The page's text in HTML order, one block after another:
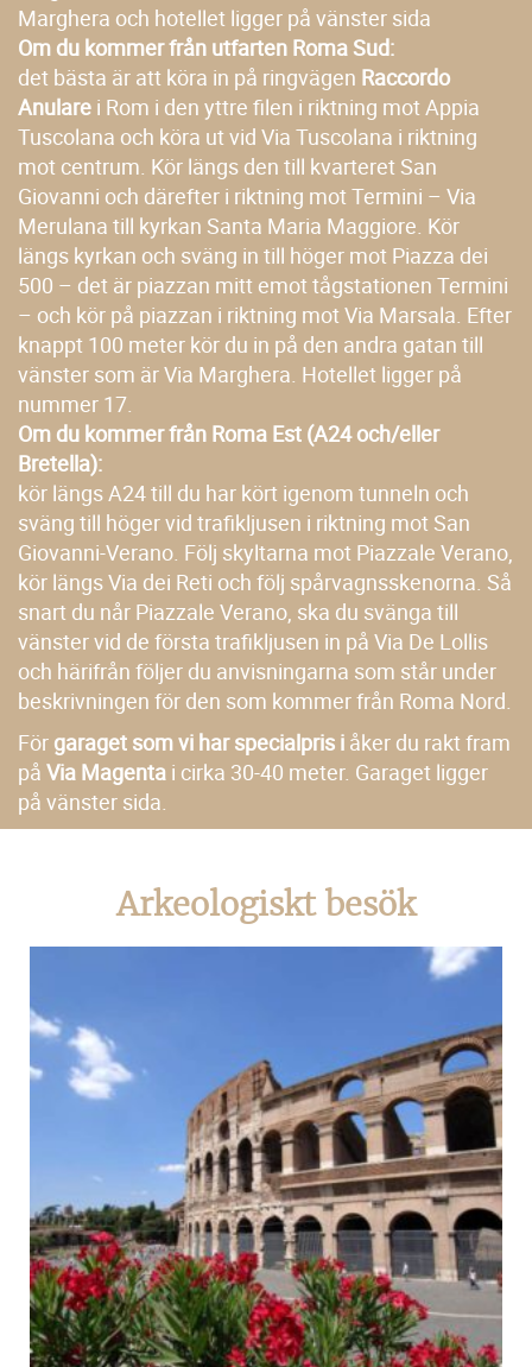
Marghera och hotellet ligger på vänster sida
Om du kommer från utfarten Roma Sud:
det bästa är att köra in på ringvägen Raccordo
Anulare i Rom i den yttre filen i riktning mot Appia
Tuscolana och köra ut vid Via Tuscolana i riktning
mot centrum. Kör längs den till kvarteret San
Giovanni och därefter i riktning mot Termini – Via
Merulana till kyrkan Santa Maria Maggiore. Kör
längs kyrkan och sväng in till höger mot Piazza dei
500 – det är piazzan mitt emot tågstationen Termini
– och kör på piazzan i riktning mot Via Marsala. Efter
knappt 100 meter kör du in på den andra gatan till
vänster som är Via Marghera. Hotellet ligger på
nummer 17.
Om du kommer från Roma Est (A24 och/eller
Bretella):
kör längs A24 till du har kört igenom tunneln och
sväng till höger vid trafikljusen i riktning mot San
Giovanni-Verano. Följ skyltarna mot Piazzale Verano,
kör längs Via dei Reti och följ spårvagnsskenorna. Så
snart du når Piazzale Verano, ska du svänga till
vänster vid de första trafikljusen in på Via De Lollis
och härifrån följer du anvisningarna som står under
beskrivningen för den som kommer från Roma Nord.
För garaget som vi har specialpris i åker du rakt fram
på Via Magenta i cirka 30-40 meter. Garaget ligger
på vänster sida.
Arkeologiskt besök